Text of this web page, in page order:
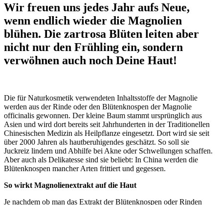
Wir freuen uns jedes Jahr aufs Neue,
wenn endlich wieder die Magnolien
blühen. Die zartrosa Blüten leiten aber
nicht nur den Frühling ein, sondern
verwöhnen auch noch Deine Haut!
Die für Naturkosmetik verwendeten Inhaltsstoffe der Magnolie
werden aus der Rinde oder den Blütenknospen der Magnolie
officinalis gewonnen. Der kleine Baum stammt ursprünglich aus
Asien und wird dort bereits seit Jahrhunderten in der Traditionellen
Chinesischen Medizin als Heilpflanze eingesetzt. Dort wird sie seit
über 2000 Jahren als hautberuhigendes geschätzt. So soll sie
Juckreiz lindern und Abhilfe bei Akne oder Schwellungen schaffen.
Aber auch als Delikatesse sind sie beliebt: In China werden die
Blütenknospen mancher Arten frittiert und gegessen.
So wirkt Magnolienextrakt auf die Haut
Je nachdem ob man das Extrakt der Blütenknospen oder Rinden